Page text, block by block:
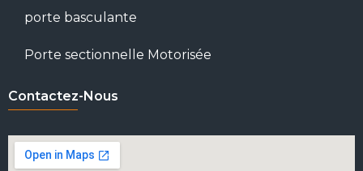
porte basculante
Porte sectionnelle Motorisée
Contactez-Nous